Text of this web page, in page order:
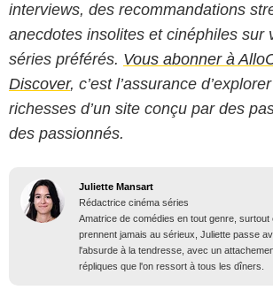
interviews, des recommandations
anecdotes insolites et cinéphiles sur
séries préférés. Vous abonner à
Discover, c’est l’assurance
richesses d’un site conçu par des
des passionnés.
Juliette Mansart
Rédactrice cinéma séries
Amatrice de comédies en tout genre, surtout
prennent jamais au sérieux, Juliette passe
l'absurde à la tendresse, avec un
répliques que l'on ressort à tous les dîners.